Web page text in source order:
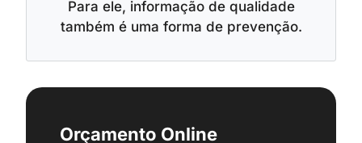
Para ele, informação de qualidade
também é uma forma de prevenção.
Orçamento Online